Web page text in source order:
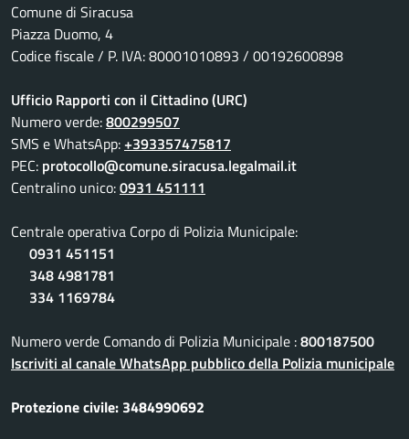
Comune di Siracusa
Piazza Duomo, 4
Codice fiscale / P. IVA: 80001010893 / 00192600898
Ufficio Rapporti con il Cittadino (URC)
Numero verde:800299507
SMS e WhatsApp:+393357475817
PEC: protocollo@comune.siracusa.legalmail.it
Centralino unico:0931 451111
Centrale operativa Corpo di Polizia Municipale:
0931 451151
348 4981781
334 1169784
Numero verde Comando di Polizia Municipale :800187500
Iscriviti al canale WhatsApp pubblico della Polizia municipale
Protezione civile: 3484990692